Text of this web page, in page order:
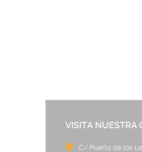
VISITA NUESTRA
C/ Puerto